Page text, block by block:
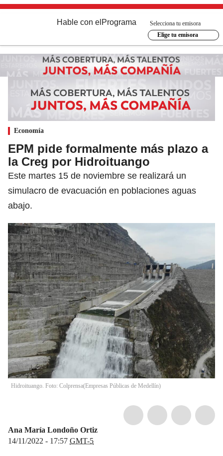
Hable con el Programa
Selecciona tu emisora
Elige tu emisora
Economía
EPM pide formalmente más plazo a
la Creg por Hidroituango
Este martes 15 de noviembre se realizará un
simulacro de evacuación en poblaciones aguas
abajo.
Hidroituango. Foto: Colprensa(Empresas Públicas de Medellín)
Ana María Londoño Ortiz
14/11/2022 - 17:57 GMT-5